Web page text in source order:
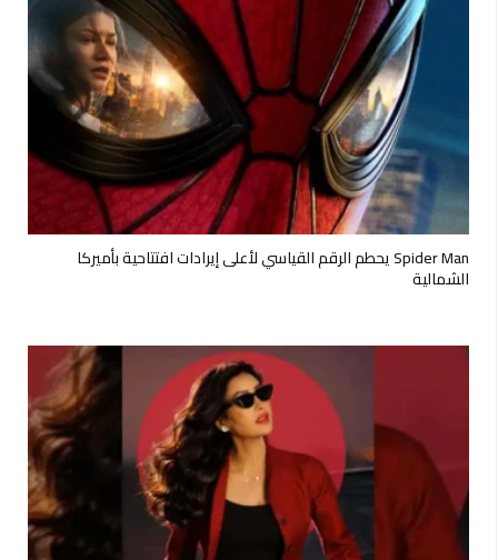
Spider Man يحطم الرقم القياسي لأعلى إيرادات افتتاحية بأميركا
الشمالية